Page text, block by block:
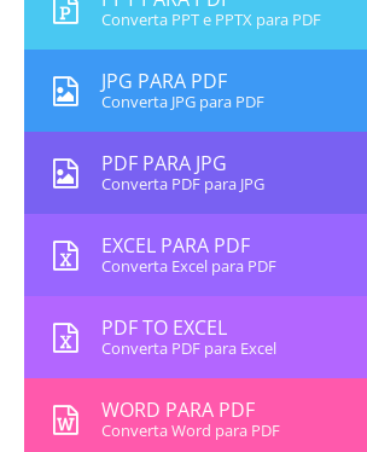
Converta PPT e PPTX para PDF
JPG PARA PDF
Converta JPG para PDF
PDF PARA JPG
Converta PDF para JPG
EXCEL PARA PDF
Converta Excel para PDF
PDF TO EXCEL
Converta PDF para Excel
WORD PARA PDF
Converta Word para PDF